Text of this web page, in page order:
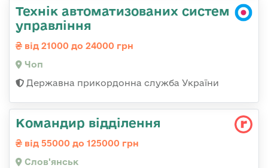
Технік автоматизованих систем
управління
від 21000 до 24000 грн
Чоп
Державна прикордонна служба України
Командир відділення
від 55000 до 125000 грн
Слов'янськ